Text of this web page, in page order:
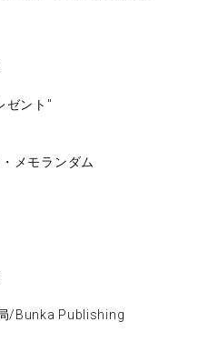
ゼント"
メモランダム
/Bunka Publishing